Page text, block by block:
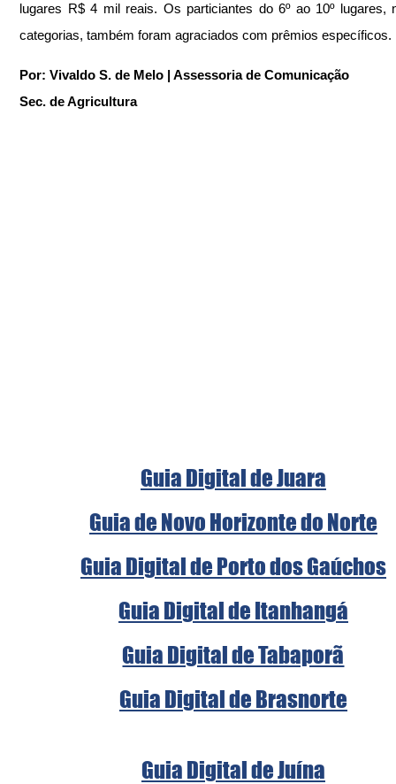
lugares R$ 4 mil reais. Os particiantes do 6º ao 10º lugares,
categorias, também foram agraciados com prêmios específicos.
Por: Vivaldo S. de Melo | Assessoria de Comunicação
Sec. de Agricultura
Guia Digital de Juara
Guia de Novo Horizonte do Norte
Guia Digital de Porto dos Gaúchos
Guia Digital de Itanhangá
Guia Digital de Tabaporã
Guia Digital de Brasnorte
Guia Digital de Juína